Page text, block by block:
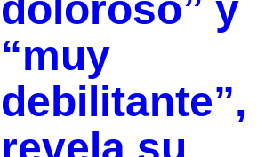
doloroso” y
“muy
debilitante”,